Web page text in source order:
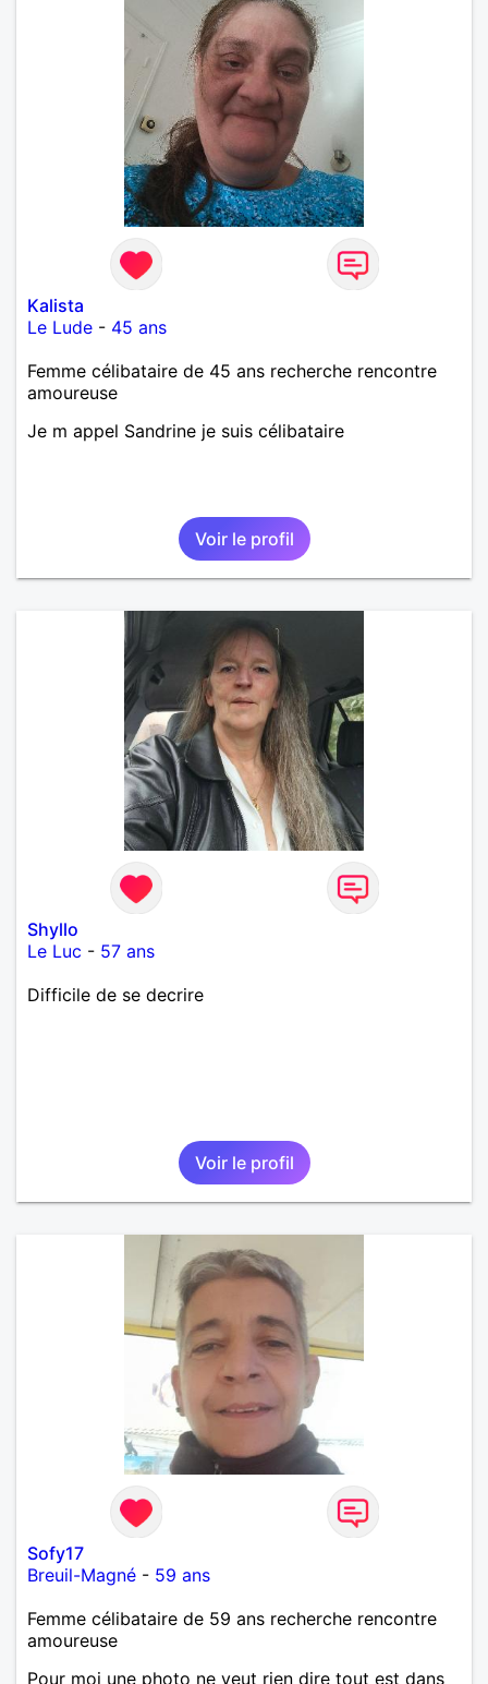
Kalista
Le Lude - 45 ans
Femme célibataire de 45 ans recherche rencontre
amoureuse
Je m appel Sandrine je suis célibataire
Voir le profil
Shyllo
Le Luc - 57 ans
Difficile de se decrire
Voir le profil
Sofy17
Breuil-Magné - 59 ans
Femme célibataire de 59 ans recherche rencontre
amoureuse
Pour moi une photo ne veut rien dire tout est dans